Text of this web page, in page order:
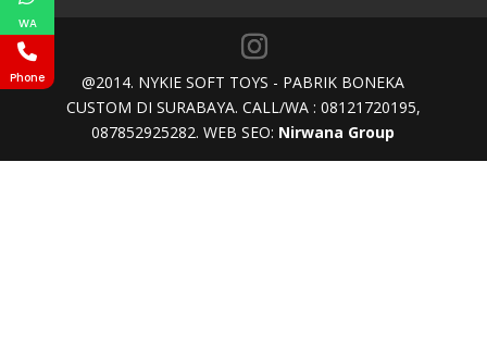
@2014. NYKIE SOFT TOYS - PABRIK BONEKA
CUSTOM DI SURABAYA. CALL/WA : 08121720195,
087852925282. WEB SEO: Nirwana Group
WA
Phone